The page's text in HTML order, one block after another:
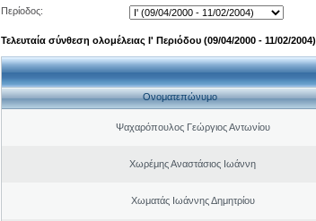
Περίοδος:
Τελευταία σύνθεση ολομέλειας Ι' Περιόδου (09/04/2000 - 11/02/2004)
Ονοματεπώνυμο
Ψαχαρόπουλος Γεώργιος Αντωνίου
Χωρέμης Αναστάσιος Ιωάννη
Χωματάς Ιωάννης Δημητρίου